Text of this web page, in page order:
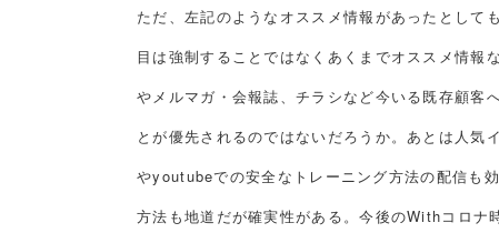
ただ、左記のようなオススメ情報があったとして
目は強制することではなくあくまでオススメ情報
やメルマガ・会報誌、チラシなど今いる既存顧客
とが優先されるのではないだろうか。あとは人気
やyoutubeでの安全なトレーニング方法の配信も
方法も地道だが確実性がある。今後のWithコロナ